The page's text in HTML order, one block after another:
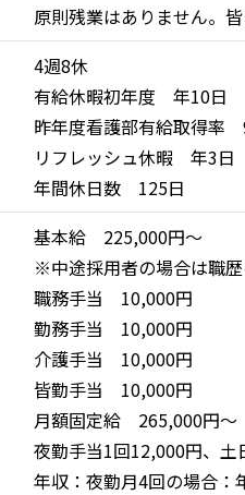
原則残業はありません。
4週8休
有給休暇初年度 年10日
昨年度看護部有給取得率
リフレッシュ休暇 年3日
年間休日数 125日
基本給 225,000円～
※中途採用者の場合は職歴
職務手当 10,000円
勤務手当 10,000円
介護手当 10,000円
皆勤手当 10,000円
月額固定給 265,000円〜
夜勤手当1回12,000円、
年収：夜勤月4回の場合：